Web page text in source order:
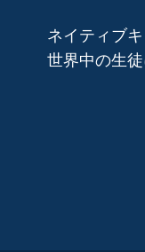
ネイティブ
世界中の生